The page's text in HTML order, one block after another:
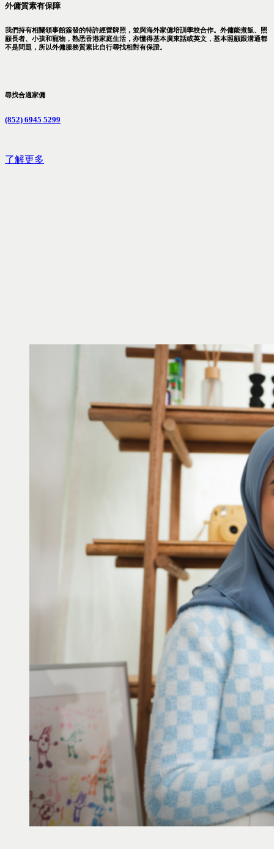
外傭質素有保障
我們持有相關領事館簽發的特許經營牌照，並與海外家傭培訓學校合作。外傭能煮飯、照
顧長者、小孩和寵物，熟悉香港家庭生活，亦懂得基本廣東話或英文，基本照顧跟溝通都
不是問題，所以外傭服務質素比自行尋找相對有保證。
尋找合適家傭
(852) 6945 5299
了解更多